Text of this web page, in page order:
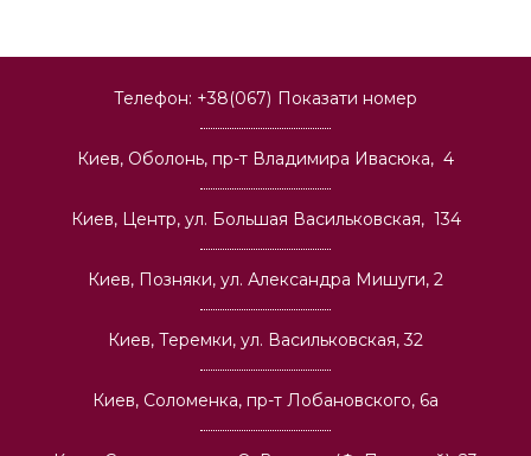
Телефон: +38(067) Показати номер
Киев, Оболонь, пр-т Владимира Ивасюка, 4
Киев, Центр, ул. Большая Васильковская, 134
Киев, Позняки, ул. Александра Мишуги, 2
Киев, Теремки, ул. Васильковская, 32
Киев, Соломенка, пр-т Лобановского, 6а